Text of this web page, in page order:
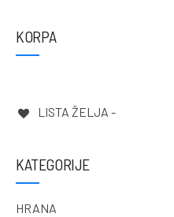
KORPA
LISTA ŽELJA -
KATEGORIJE
HRANA